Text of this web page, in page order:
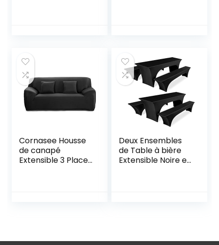
Universel Canapé
Coussin Housse De
Canapé Serviette
180x240cm
Cornasee Housse
de canapé
Extensible 3 Places
Deux Ensembles
de Table à bière
Extensible Noire et
Ensemble de